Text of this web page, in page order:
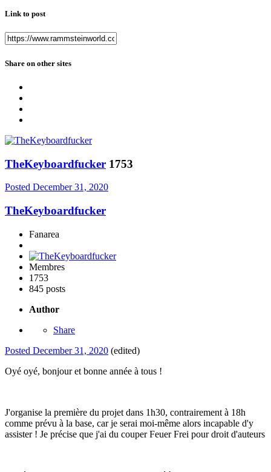
Link to post
Share on other sites
TheKeyboardfucker 1753
Posted December 31, 2020
TheKeyboardfucker
Fanarea
Membres
1753
845 posts
Author
Share
Posted December 31, 2020 (edited)
Oyé oyé, bonjour et bonne année à tous !
J'organise la première du projet dans 1h30, contrairement à 18h
comme prévu à la base, car je serai moi-même alors incapable d'y
assister ! Je précise que j'ai du couper Feuer Frei pour droit d'auteurs